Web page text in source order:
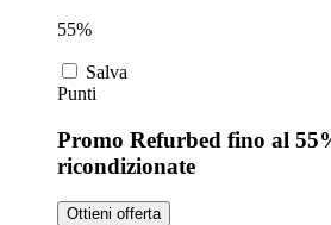
55%
Salva
Punti
Promo Refurbed fino al
ricondizionate
Ottieni offerta